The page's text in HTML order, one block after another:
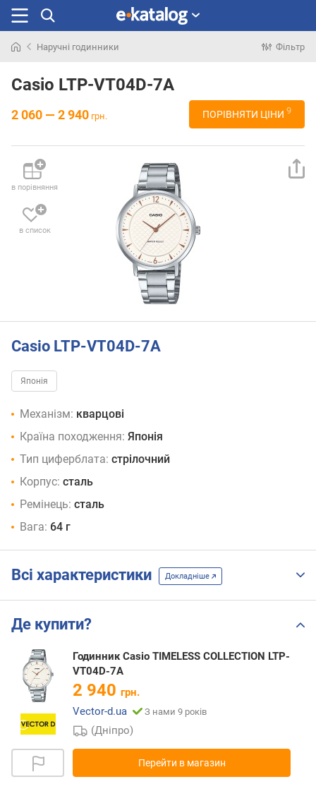
раніше
Наручні годинники Фільтр
Casio LTP-VT04D-7A
2 060 — 2 940 грн. ПОРІВНЯТИ ЦІНИ 9
в порівняння
в список
Casio LTP-VT04D-7A
Японія
Механізм: кварцові
Країна походження: Японія
Тип циферблата: стрілочний
Корпус: сталь
Ремінець: сталь
Вага: 64 г
Всі характеристики Докладніше
Де купити?
Годинник Casio TIMELESS COLLECTION LTP-
VT04D-7A
2 940 грн.
Vector-d.ua
З нами 9 років
(Дніпро)
Перейти в магазин